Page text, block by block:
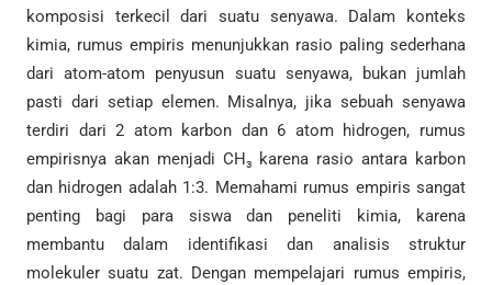
komposisi terkecil dari suatu senyawa. Dalam konteks
kimia, rumus empiris menunjukkan rasio paling sederhana
dari atom-atom penyusun suatu senyawa, bukan jumlah
pasti dari setiap elemen. Misalnya, jika sebuah senyawa
terdiri dari 2 atom karbon dan 6 atom hidrogen, rumus
empirisnya akan menjadi CH₃ karena rasio antara karbon
dan hidrogen adalah 1:3. Memahami rumus empiris sangat
penting bagi para siswa dan peneliti kimia, karena
membantu dalam identifikasi dan analisis struktur
molekuler suatu zat. Dengan mempelajari rumus empiris,